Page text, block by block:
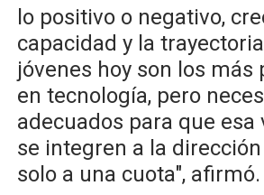
lo positivo o negativo,
capacidad y la
jóvenes hoy son los más
en tecnología, pero
adecuados para que esa
se integren a la
solo a una cuota", afirmó.